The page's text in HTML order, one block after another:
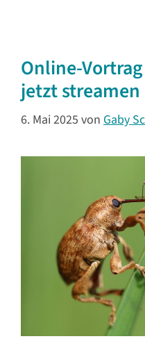
Online-
jetzt streamen
6. Mai 2025 von Gaby